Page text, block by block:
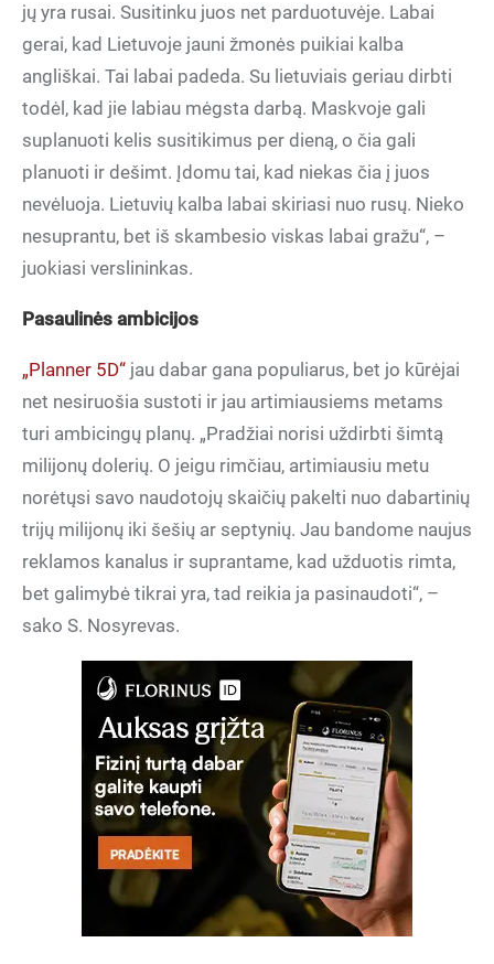
jų yra rusai. Susitinku juos net parduotuvėje. Labai
gerai, kad Lietuvoje jauni žmonės puikiai kalba
angliškai. Tai labai padeda. Su lietuviais geriau dirbti
todėl, kad jie labiau mėgsta darbą. Maskvoje gali
suplanuoti kelis susitikimus per dieną, o čia gali
planuoti ir dešimt. Įdomu tai, kad niekas čia į juos
nevėluoja. Lietuvių kalba labai skiriasi nuo rusų. Nieko
nesuprantu, bet iš skambesio viskas labai gražu“, –
juokiasi verslininkas.
Pasaulinės ambicijos
„Planner 5D“ jau dabar gana populiarus, bet jo kūrėjai
net nesiruošia sustoti ir jau artimiausiems metams
turi ambicingų planų. „Pradžiai norisi uždirbti šimtą
milijonų dolerių. O jeigu rimčiau, artimiausiu metu
norėtųsi savo naudotojų skaičių pakelti nuo dabartinių
trijų milijonų iki šešių ar septynių. Jau bandome naujus
reklamos kanalus ir suprantame, kad užduotis rimta,
bet galimybė tikrai yra, tad reikia ja pasinaudoti“, –
sako S. Nosyrevas.